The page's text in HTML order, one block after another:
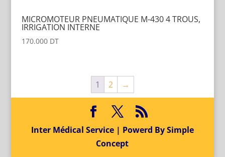
MICROMOTEUR PNEUMATIQUE M-430 4 TROUS,
IRRIGATION INTERNE
170.000DT
1 2 →
Inter Médical Service | Powerd By Simple
Concept